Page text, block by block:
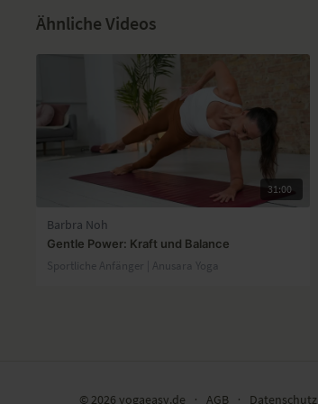
Ähnliche Videos
31:00
Barbra Noh
Gentle Power: Kraft und Balance
Sportliche Anfänger | Anusara Yoga
© 2026 yogaeasy.de ∙ AGB ∙ Datenschutz